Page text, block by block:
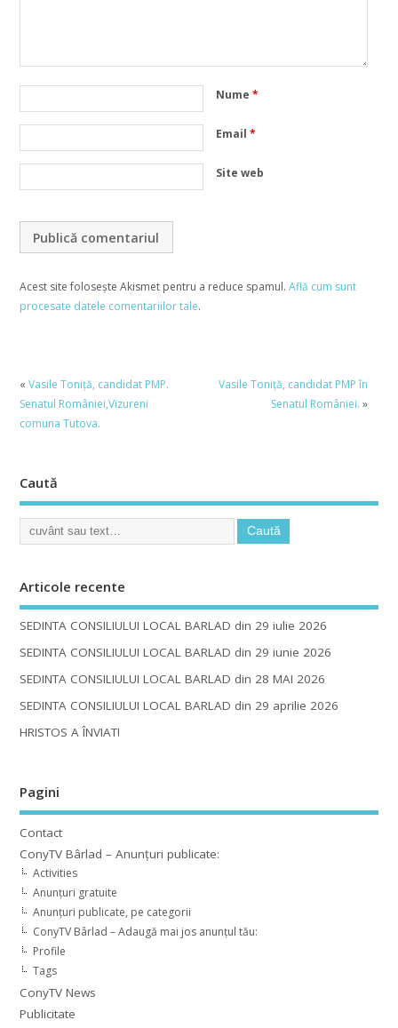
Nume *
Email *
Site web
Acest site folosește Akismet pentru a reduce spamul. Află cum sunt
procesate datele comentariilor tale.
« Vasile Toniţă, candidat PMP.
Senatul României,Vizureni
comuna Tutova.
Vasile Toniţă, candidat PMP în
Senatul României. »
Caută
Articole recente
SEDINTA CONSILIULUI LOCAL BARLAD din 29 iulie 2026
SEDINTA CONSILIULUI LOCAL BARLAD din 29 iunie 2026
SEDINTA CONSILIULUI LOCAL BARLAD din 28 MAI 2026
SEDINTA CONSILIULUI LOCAL BARLAD din 29 aprilie 2026
HRISTOS A ÎNVIAT!
Pagini
Contact
ConyTV Bârlad – Anunțuri publicate:
Activities
Anunțuri gratuite
Anunțuri publicate, pe categorii
ConyTV Bârlad – Adaugă mai jos anunțul tău:
Profile
Tags
ConyTV News
Publicitate